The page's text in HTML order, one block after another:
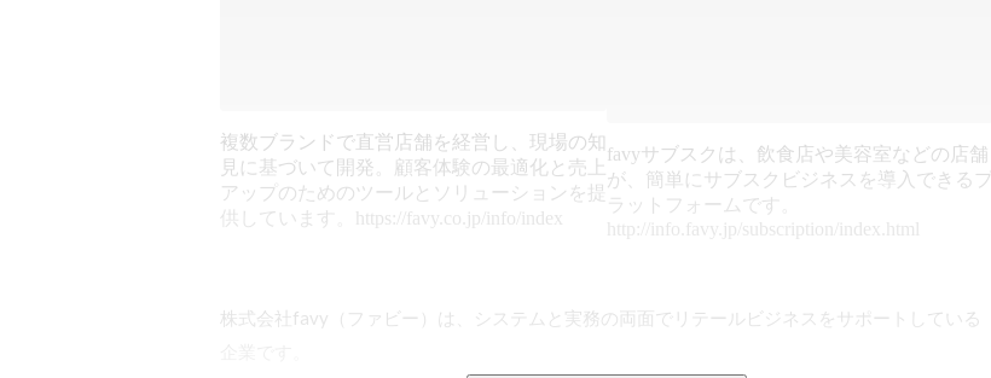
複数ブランドで直営店舗を経営し、現場の知
見に基づいて開発。顧客体験の最適化と売上
アップのためのツールとソリューションを提
供しています。https://favy.co.jp/info/index
favyサブスクは、飲食店や美容室などの店舗
が、簡単にサブスクビジネスを導入できるプ
ラットフォームです。
http://info.favy.jp/subscription/index.html
株式会社favy（ファビー）は、システムと実務の両面でリテールビジネスをサポートしている